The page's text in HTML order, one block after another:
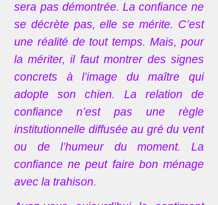
sera pas démontrée. La confiance ne
se décrète pas, elle se mérite. C’est
une réalité de tout temps. Mais, pour
la mériter, il faut montrer des signes
concrets à l’image du maître qui
adopte son chien. La relation de
confiance n’est pas une règle
institutionnelle diffusée au gré du vent
ou de l’humeur du moment. La
confiance ne peut faire bon ménage
avec la trahison.